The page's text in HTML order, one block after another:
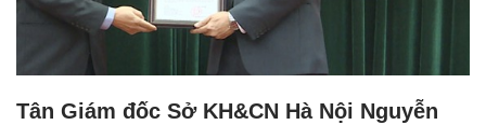
Tân Giám đốc Sở KH&CN Hà Nội Nguyễn